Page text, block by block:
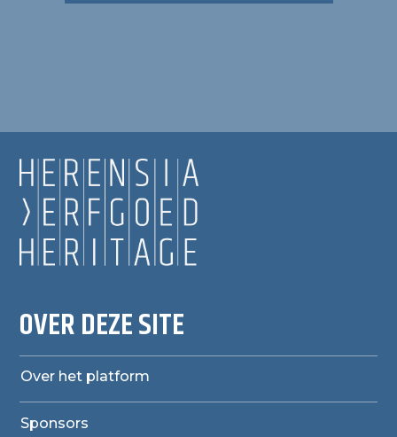
OVER DEZE SITE
Over het platform
Sponsors